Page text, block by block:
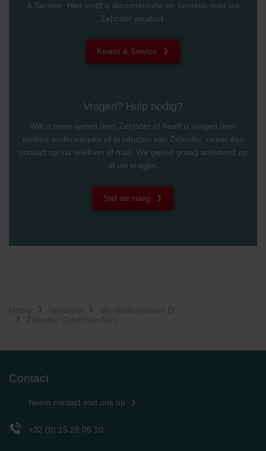
& Service. Hier vindt u documentatie en tutorials over uw
Zehnder product.
Kennis & Service
Vragen? Hulp nodig?
Wilt u meer weten over Zehnder of heeft u vragen over
andere onderwerpen of producten van Zehnder, neem dan
contact op via telefoon of mail. We geven graag antwoord op
al uw vragen.
Stel uw vraag
Contact
Neem contact met ons op
+32 (0) 15 28 05 10